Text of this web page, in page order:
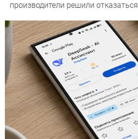
производители решили отказаться